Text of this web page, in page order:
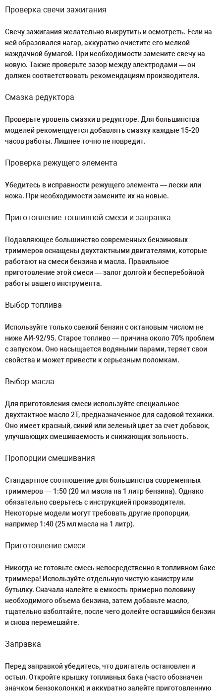
Проверка свечи зажигания
Свечу зажигания желательно выкрутить и осмотреть. Если на
ней образовался нагар, аккуратно очистите его мелкой
наждачной бумагой. При необходимости замените свечу на
новую. Также проверьте зазор между электродами — он
должен соответствовать рекомендациям производителя.
Смазка редуктора
Проверьте уровень смазки в редукторе. Для большинства
моделей рекомендуется добавлять смазку каждые 15-20
часов работы. Лишнее точно не повредит.
Проверка режущего элемента
Убедитесь в исправности режущего элемента — лески или
ножа. При необходимости замените их на новые.
Приготовление топливной смеси и заправка
Подавляющее большинство современных бензиновых
триммеров оснащены двухтактными двигателями, которые
работают на смеси бензина и масла. Правильное
приготовление этой смеси — залог долгой и бесперебойной
работы вашего инструмента.
Выбор топлива
Используйте только свежий бензин с октановым числом не
ниже АИ-92/95. Старое топливо — причина около 70% проблем
с запуском. Оно насыщается водяными парами, теряет свои
свойства и может привести к серьезным поломкам.
Выбор масла
Для приготовления смеси используйте специальное
двухтактное масло 2Т, предназначенное для садовой техники.
Оно имеет красный, синий или зеленый цвет за счет добавок,
улучшающих смешиваемость и снижающих зольность.
Пропорции смешивания
Стандартное соотношение для большинства современных
триммеров — 1:50 (20 мл масла на 1 литр бензина). Однако
обязательно сверьтесь с инструкцией производителя.
Некоторые модели могут требовать другие пропорции,
например 1:40 (25 мл масла на 1 литр).
Приготовление смеси
Никогда не готовьте смесь непосредственно в топливном баке
триммера! Используйте отдельную чистую канистру или
бутылку. Сначала налейте в емкость примерно половину
необходимого объема бензина, затем добавьте масло,
тщательно взболтайте, после чего долейте оставшийся бензин
и снова перемешайте.
Заправка
Перед заправкой убедитесь, что двигатель остановлен и
остыл. Откройте крышку топливных бака (часто обозначен
значком бензоколонки) и аккуратно залейте приготовленную